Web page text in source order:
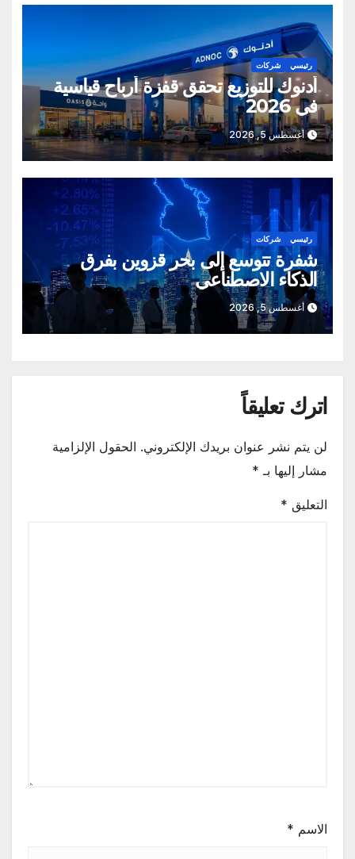
رئيسي شركات
أدنوك للتوزيع تحقق قفزة أرباح قياسية
في 2026
أغسطس 5, 2026
رئيسي شركات
شفرة تتوسع إلى بحر قزوين بفرق
الذكاء الاصطناعي
أغسطس 5, 2026
اترك تعليقاً
لن يتم نشر عنوان بريدك الإلكتروني. الحقول الإلزامية
مشار إليها بـ *
التعليق *
الاسم *